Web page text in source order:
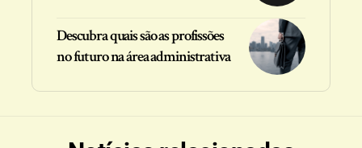
Descubra quais são as profissões
no futuro na área administrativa